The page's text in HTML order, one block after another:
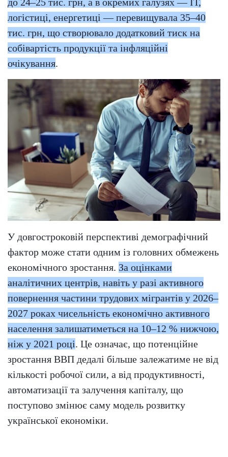
логістиці, енергетиці — перевищувала 35–40
тис. грн, що створювало додатковий тиск на
собівартість продукції та інфляційні
очікування.
У довгостроковій перспективі демографічний
фактор може стати одним із головних обмежень
економічного зростання. За оцінками
аналітичних центрів, навіть у разі активного
повернення частини трудових мігрантів у 2026–
2027 роках чисельність економічно активного
населення залишатиметься на 10–12 % нижчою,
ніж у 2021 році. Це означає, що потенційне
зростання ВВП дедалі більше залежатиме не від
кількості робочої сили, а від продуктивності,
автоматизації та залучення капіталу, що
поступово змінює саму модель розвитку
української економіки.